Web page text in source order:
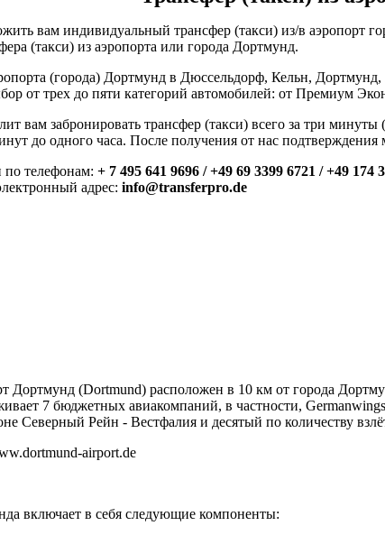
вам индивидуальный трансфер (такси) из/в
(такси) из аэропорта или города Дортмунд.
(города) Дортмунд в Дюссельдорф, Кельн,
от трех до пяти категорий автомобилей: от Премиум
вам забронировать трансфер (такси) всего за три минуты (
до одного часа. После получения от нас
по телефонам: + 7 495 641 9696 / +49 69 3399 6721 / +49 174
адрес: info@transferpro.de
(Dortmund) расположен в 10 км от города
7 бюджетных авиакомпаний, в частности,
Северный Рейн - Вестфалия и десятый по количеству
airport.de
включает в себя следующие компоненты: